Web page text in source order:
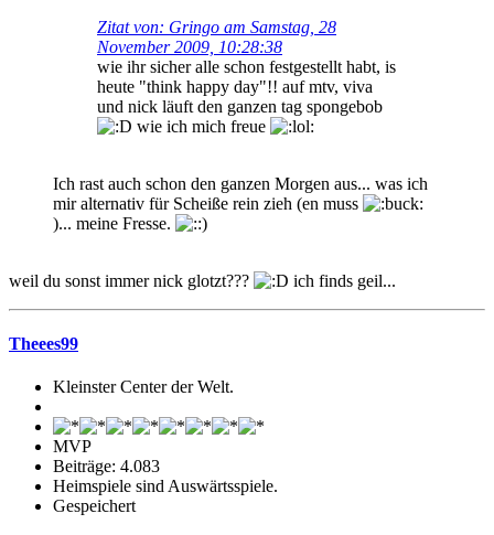
Zitat von: Gringo am Samstag, 28
November 2009, 10:28:38
wie ihr sicher alle schon festgestellt habt, is
heute "think happy day"!! auf mtv, viva
und nick läuft den ganzen tag spongebob
wie ich mich freue
Ich rast auch schon den ganzen Morgen aus... was ich
mir alternativ für Scheiße rein zieh (en muss
)... meine Fresse.
weil du sonst immer nick glotzt??? ich finds geil...
Theees99
Kleinster Center der Welt.
MVP
Beiträge: 4.083
Heimspiele sind Auswärtsspiele.
Gespeichert